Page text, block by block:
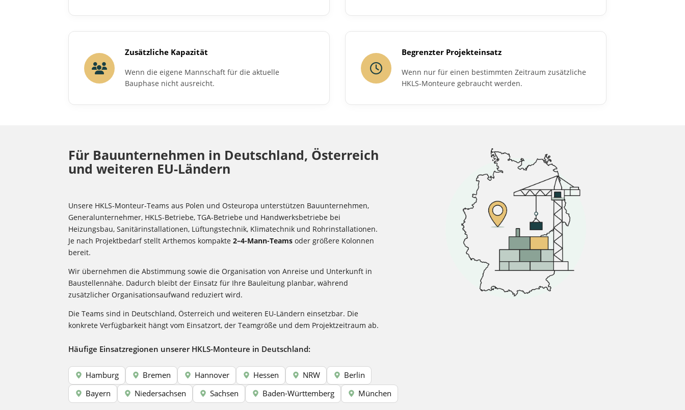
Zusätzliche Kapazität
Wenn die eigene Mannschaft für die aktuelle
Bauphase nicht ausreicht.
Begrenzter Projekteinsatz
Wenn nur für einen bestimmten Zeitraum zusätzliche
HKLS-Monteure gebraucht werden.
Für Bauunternehmen in Deutschland, Österreich
und weiteren EU-Ländern
Unsere HKLS-Monteur-Teams aus Polen und Osteuropa unterstützen Bauunternehmen,
Generalunternehmer, HKLS-Betriebe, TGA-Betriebe und Handwerksbetriebe bei
Heizungsbau, Sanitärinstallationen, Lüftungstechnik, Klimatechnik und Rohrinstallationen.
Je nach Projektbedarf stellt Arthemos kompakte2–4-Mann-Teams oder größere Kolonnen
bereit.
Wir übernehmen die Abstimmung sowie die Organisation von Anreise und Unterkunft in
Baustellennähe. Dadurch bleibt der Einsatz für Ihre Bauleitung planbar, während
zusätzlicher Organisationsaufwand reduziert wird.
Die Teams sind in Deutschland, Österreich und weiteren EU-Ländern einsetzbar. Die
konkrete Verfügbarkeit hängt vom Einsatzort, der Teamgröße und dem Projektzeitraum ab.
Häufige Einsatzregionen unserer HKLS-Monteure in Deutschland:
Hamburg Bremen Hannover Hessen
NRW
Niedersachsen
Bayern Sachsen Baden-Württemberg München
Berlin